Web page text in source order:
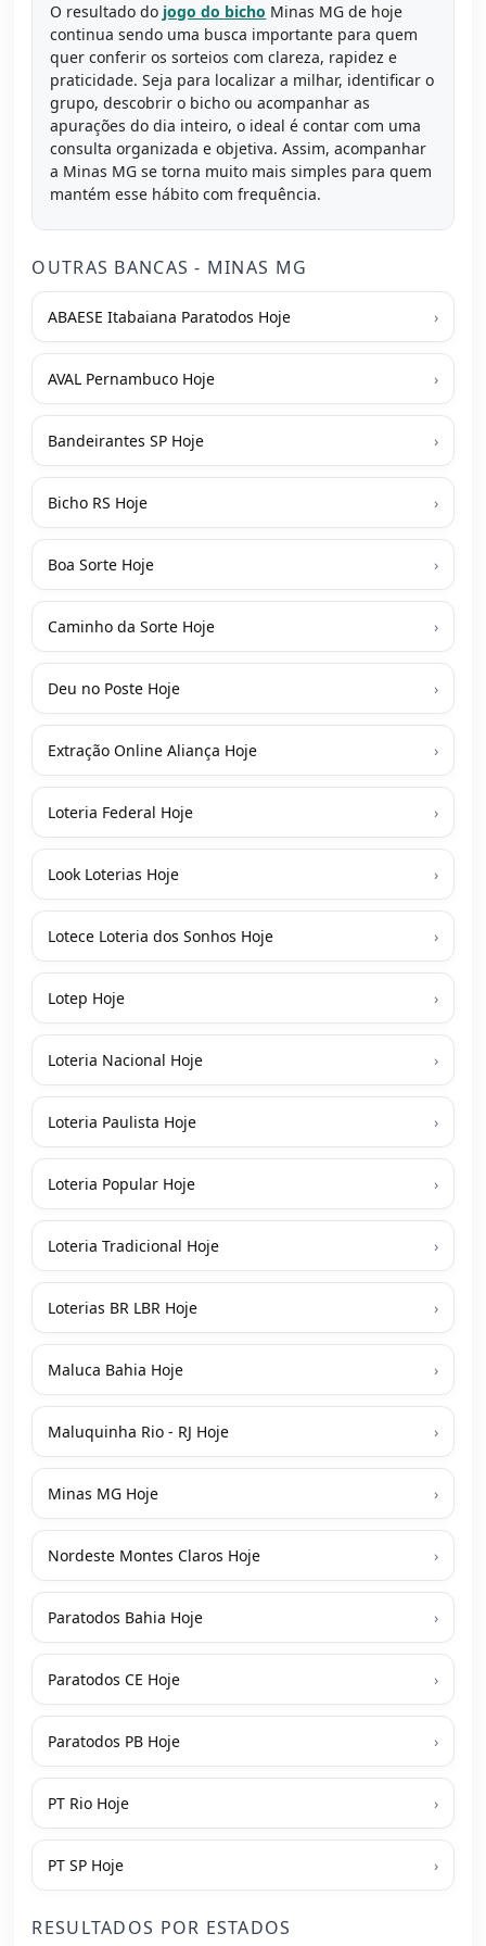
O resultado do jogo do bicho Minas MG de hoje
continua sendo uma busca importante para quem
quer conferir os sorteios com clareza, rapidez e
praticidade. Seja para localizar a milhar, identificar o
grupo, descobrir o bicho ou acompanhar as
apurações do dia inteiro, o ideal é contar com uma
consulta organizada e objetiva. Assim, acompanhar
a Minas MG se torna muito mais simples para quem
mantém esse hábito com frequência.
OUTRAS BANCAS - MINAS MG
ABAESE Itabaiana Paratodos Hoje ›
AVAL Pernambuco Hoje ›
Bandeirantes SP Hoje ›
Bicho RS Hoje ›
Boa Sorte Hoje ›
Caminho da Sorte Hoje ›
Deu no Poste Hoje ›
Extração Online Aliança Hoje ›
Loteria Federal Hoje ›
Look Loterias Hoje ›
Lotece Loteria dos Sonhos Hoje ›
Lotep Hoje ›
Loteria Nacional Hoje ›
Loteria Paulista Hoje ›
Loteria Popular Hoje ›
Loteria Tradicional Hoje ›
Loterias BR LBR Hoje ›
Maluca Bahia Hoje ›
Maluquinha Rio - RJ Hoje ›
Minas MG Hoje ›
Nordeste Montes Claros Hoje ›
Paratodos Bahia Hoje ›
Paratodos CE Hoje ›
Paratodos PB Hoje ›
PT Rio Hoje ›
PT SP Hoje ›
RESULTADOS POR ESTADOS